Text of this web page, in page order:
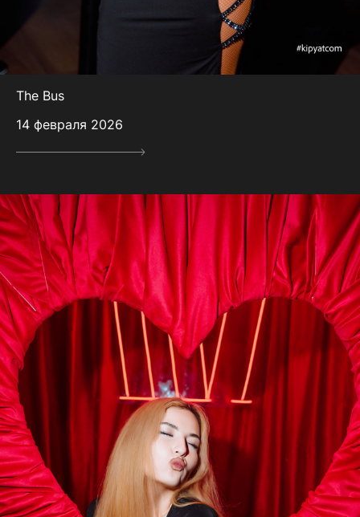
The Bus
14 февраля 2026